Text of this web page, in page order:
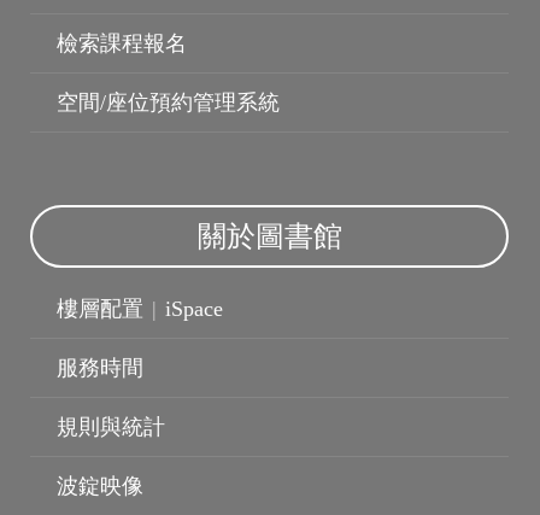
檢索課程報名
空間/座位預約管理系統
關於圖書館
樓層配置 | iSpace
服務時間
規則與統計
波錠映像